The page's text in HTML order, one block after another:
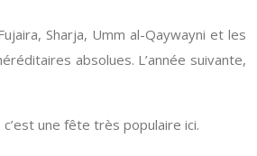
Sharja, Umm al-Qaywayni et les
absolues. L’année suivante,
une fête très populaire ici.